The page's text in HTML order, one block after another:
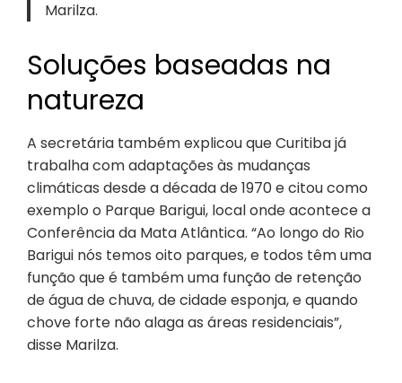
Marilza.
Soluções baseadas na
natureza
A secretária também explicou que Curitiba já
trabalha com adaptações às mudanças
climáticas desde a década de 1970 e citou como
exemplo o Parque Barigui, local onde acontece a
Conferência da Mata Atlântica. “Ao longo do Rio
Barigui nós temos oito parques, e todos têm uma
função que é também uma função de retenção
de água de chuva, de cidade esponja, e quando
chove forte não alaga as áreas residenciais”,
disse Marilza.